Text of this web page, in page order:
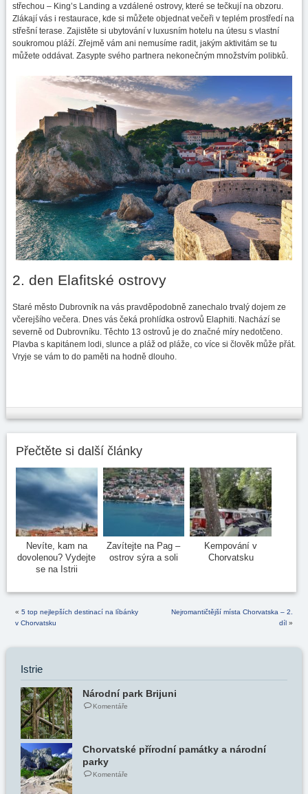
střechou – King’s Landing a vzdálené ostrovy, které se tečkují na obzoru.
Zlákají vás i restaurace, kde si můžete objednat večeři v teplém prostředí na
střešní terase. Zajistěte si ubytování v luxusním hotelu na útesu s vlastní
soukromou pláží. Zřejmě vám ani nemusíme radit, jakým aktivitám se tu
můžete oddávat. Zasypte svého partnera nekonečným množstvím polibků.
2. den Elafitské ostrovy
Staré město Dubrovník na vás pravděpodobně zanechalo trvalý dojem ze
včerejšího večera. Dnes vás čeká prohlídka ostrovů Elaphiti. Nachází se
severně od Dubrovníku. Těchto 13 ostrovů je do značné míry nedotčeno.
Plavba s kapitánem lodi, slunce a pláž od pláže, co více si člověk může přát.
Vryje se vám to do paměti na hodně dlouho.
Přečtěte si další články
Nevíte, kam na
dovolenou? Vydejte
se na Istrii
Zavítejte na Pag –
ostrov sýra a soli
Kempování v
Chorvatsku
« 5 top nejlepších destinací na líbánky
v Chorvatsku
Nejromantičtější místa Chorvatska – 2.
díl »
Istrie
Národní park Brijuni
Komentáře
Chorvatské přírodní památky a národní
parky
Komentáře